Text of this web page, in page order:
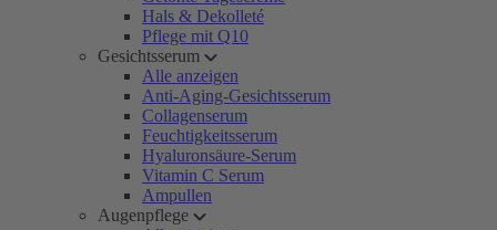
Hals & Dekolleté
Pflege mit Q10
Gesichtsserum
Alle anzeigen
Anti-Aging-Gesichtsserum
Collagenserum
Feuchtigkeitsserum
Hyaluronsäure-Serum
Vitamin C Serum
Ampullen
Augenpflege